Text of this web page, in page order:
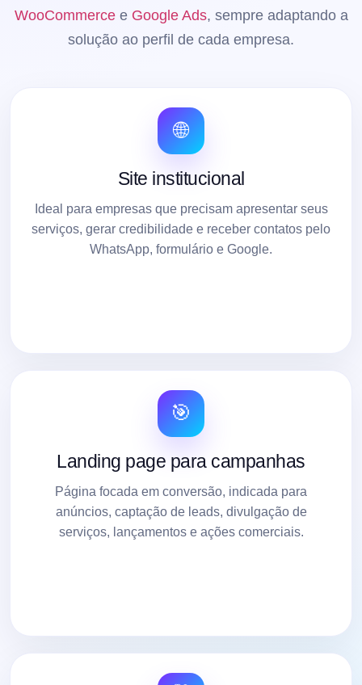
WooCommercee Google Ads, sempre adaptando a
solução ao perfil de cada empresa.
🌐
Site institucional
Ideal para empresas que precisam apresentar seus
serviços, gerar credibilidade e receber contatos pelo
WhatsApp, formulário e Google.
🎯
Landing page para campanhas
Página focada em conversão, indicada para
anúncios, captação de leads, divulgação de
serviços, lançamentos e ações comerciais.